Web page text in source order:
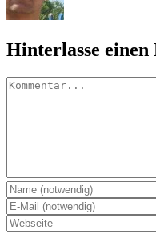
Hinterlasse
Kommentar